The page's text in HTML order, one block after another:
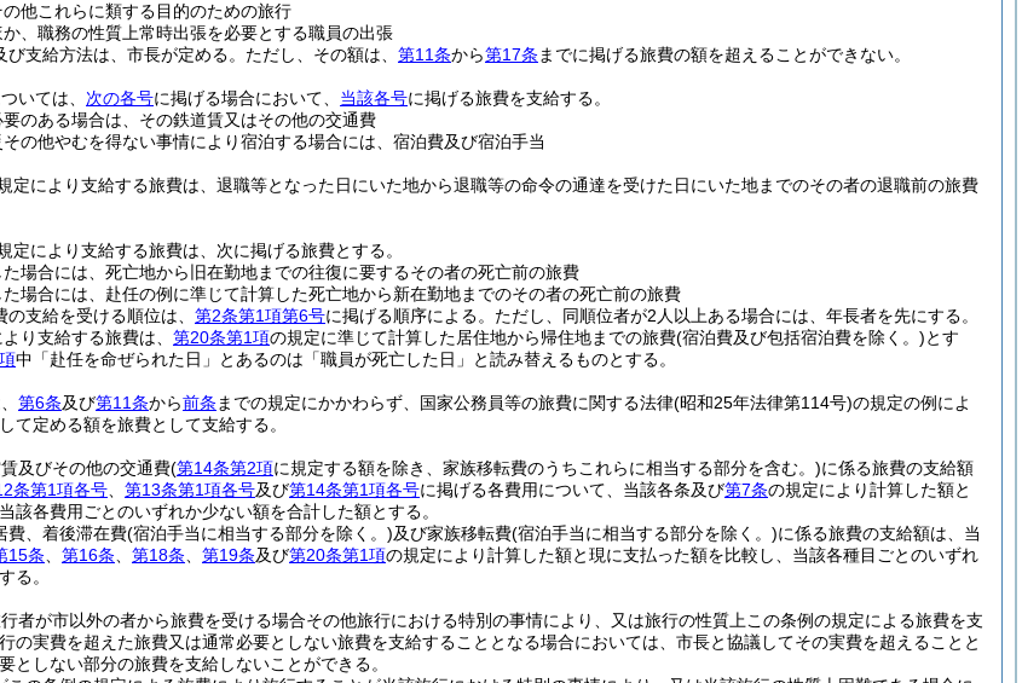
他これらに類する目的のための旅行
、職務の性質上常時出張を必要とする職員の出張
支給方法は、市長が定める。 ただし、その額は、 第11条から第17条 までに掲げる旅費の額を超えることができない。
いては、 次の各号に掲げる場合において、 当該各号に掲げる旅費を支給する。
のある場合は、その鉄道賃又はその他の交通費
の他やむを得ない事情により宿泊する場合には、宿泊費及び宿泊手当
定により支給する旅費は、退職等となった日にいた地から退職等の命令の通達を受けた日にいた地までのその者の退職前の旅費
定により支給する旅費は、次に掲げる旅費とする。
場合には、死亡地から旧在勤地までの往復に要するその者の死亡前の旅費
場合には、赴任の例に準じて計算した死亡地から新在勤地までのその者の死亡前の旅費
支給を受ける順位は、 第2条第1項第6号に掲げる順序による。 ただし、同順位者が2人以上ある場合には、年長者を先にする。
り支給する旅費は、 第20条第1項の規定に準じて計算した居住地から帰住地までの旅費(宿泊費及び包括宿泊費を除く。)とす
中「赴任を命ぜられた日」とあるのは「職員が死亡した日」と読み替えるものとする。
第6条及び第11条から前条 までの規定にかかわらず、国家公務員等の旅費に関する法律(昭和25年法律第114号)の規定の例によ
て定める額を旅費として支給する。
及びその他の交通費(第14条第2項に規定する額を除き、家族移転費のうちこれらに相当する部分を含む。)に係る旅費の支給額
条第1項各号 第13条第1項各号及び第14条第1項各号に掲げる各費用について、当該各条及び第7条の規定により計算した額と
該各費用ごとのいずれか少ない額を合計した額とする。
費、着後滞在費(宿泊手当に相当する部分を除く。)及び家族移転費(宿泊手当に相当する部分を除く。)に係る旅費の支給額は、当
15条 第16条 第18条 第19条及び第20条第1項の規定により計算した額と現に支払った額を比較し、当該各種目ごとのいずれ
る。
者が市以外の者から旅費を受ける場合その他旅行における特別の事情により、又は旅行の性質上この条例の規定による旅費を支
の実費を超えた旅費又は通常必要としない旅費を支給することとなる場合においては、市長と協議してその実費を超えることと
としない部分の旅費を支給しないことができる。